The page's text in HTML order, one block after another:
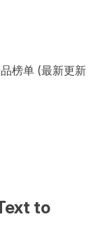
榜单 (最新更新
to